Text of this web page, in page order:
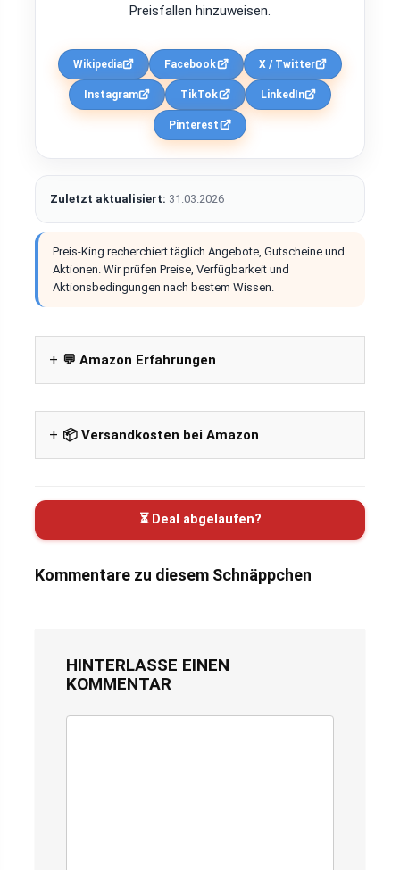
Preisfallen hinzuweisen.
Wikipedia Facebook X / Twitter
Instagram TikTok LinkedIn
Pinterest
Zuletzt aktualisiert: 31.03.2026
Preis-King recherchiert täglich Angebote, Gutscheine und
Aktionen. Wir prüfen Preise, Verfügbarkeit und
Aktionsbedingungen nach bestem Wissen.
💬 Amazon Erfahrungen
📦 Versandkosten bei Amazon
⏳ Deal abgelaufen?
Kommentare zu diesem Schnäppchen
HINTERLASSE EINEN
KOMMENTAR